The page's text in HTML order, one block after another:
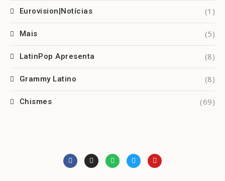
Eurovision|Notícias (1)
Mais (5)
LatinPop Apresenta (8)
Grammy Latino (8)
Chismes (69)